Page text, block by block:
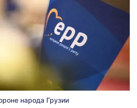
народа Грузии